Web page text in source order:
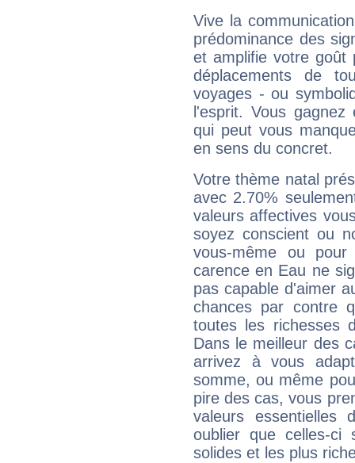
Vive la
prédominance des
et amplifie votre goût
déplacements de
voyages - ou
l'esprit. Vous
qui peut vous
en sens du concret.
Votre thème natal
avec 2.70%
valeurs affectives
soyez conscient ou
vous-même ou
carence en Eau ne
pas capable d'aimer
chances par contre
toutes les richesses
Dans le meilleur des
arrivez à vous
somme, ou même
pire des cas, vous
valeurs
oublier que celles-
solides et les plus